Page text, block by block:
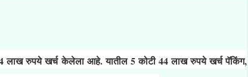
64 लाख रुपये खर्च केलेला आहे. यातील 5 कोटी 44 लाख रुपये खर्च पॅकिंग,